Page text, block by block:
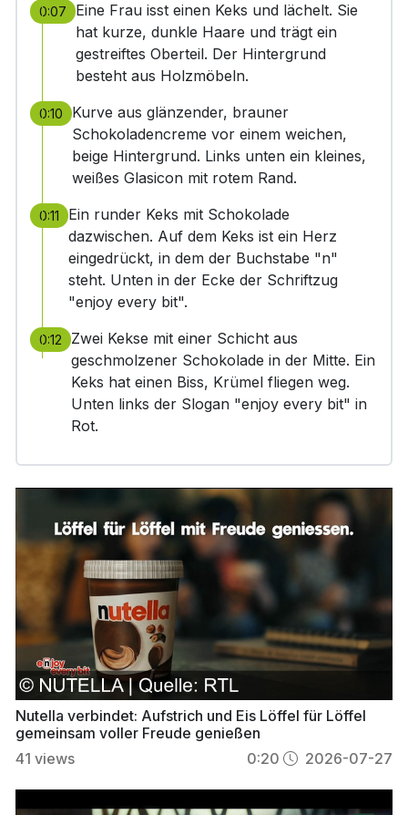
0:07
Eine Frau isst einen Keks und lächelt. Sie
hat kurze, dunkle Haare und trägt ein
gestreiftes Oberteil. Der Hintergrund
besteht aus Holzmöbeln.
0:10
Kurve aus glänzender, brauner
Schokoladencreme vor einem weichen,
beige Hintergrund. Links unten ein kleines,
weißes Glasicon mit rotem Rand.
0:11
Ein runder Keks mit Schokolade
dazwischen. Auf dem Keks ist ein Herz
eingedrückt, in dem der Buchstabe "n"
steht. Unten in der Ecke der Schriftzug
"enjoy every bit".
0:12
Zwei Kekse mit einer Schicht aus
geschmolzener Schokolade in der Mitte. Ein
Keks hat einen Biss, Krümel fliegen weg.
Unten links der Slogan "enjoy every bit" in
Rot.
Nutella verbindet: Aufstrich und Eis Löffel für Löffel
gemeinsam voller Freude genießen
41 views 0:20 2026-07-27